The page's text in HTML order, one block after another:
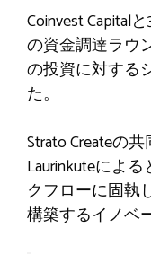
Coinvest Capital
の資金調達ラウ
の投資に対する
た。
Strato Createの
Laurinkuteによ
クフローに固執
構築するイノベ